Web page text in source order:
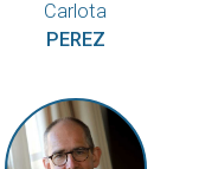
Carlota
PEREZ